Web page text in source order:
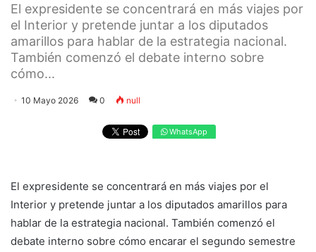
El expresidente se concentrará en más viajes por
el Interior y pretende juntar a los diputados
amarillos para hablar de la estrategia nacional.
También comenzó el debate interno sobre
cómo...
10 Mayo 2026 0 null
WhatsApp
El expresidente se concentrará en más viajes por el
Interior y pretende juntar a los diputados amarillos para
hablar de la estrategia nacional. También comenzó el
debate interno sobre cómo encarar el segundo semestre